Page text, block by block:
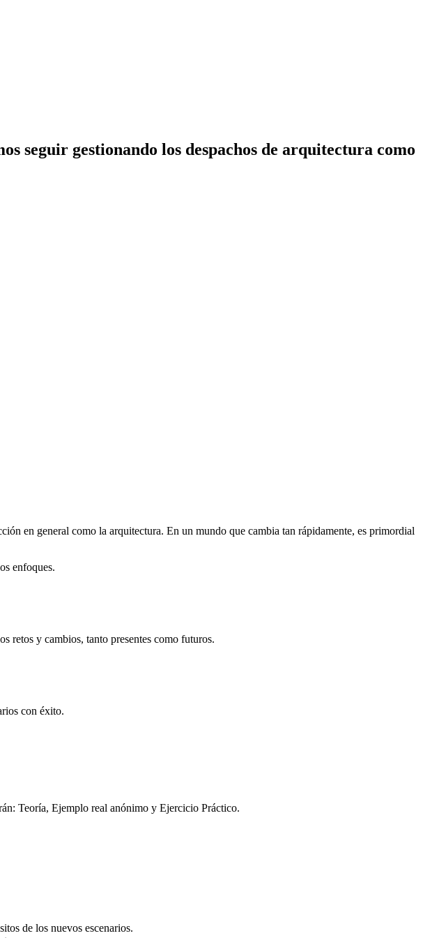
seguir gestionando los despachos de arquitectura como
en general como la arquitectura. En un mundo que cambia tan rápidamente, es primordial
enfoques.
retos y cambios, tanto presentes como futuros.
con éxito.
Teoría, Ejemplo real anónimo y Ejercicio Práctico.
de los nuevos escenarios.